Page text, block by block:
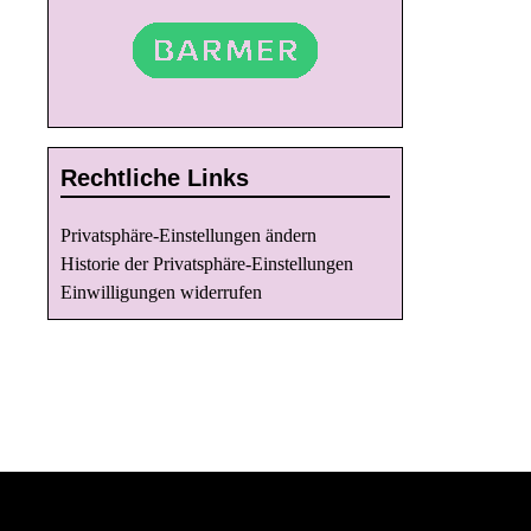
Rechtliche Links
Privatsphäre-Einstellungen ändern
Historie der Privatsphäre-Einstellungen
Einwilligungen widerrufen